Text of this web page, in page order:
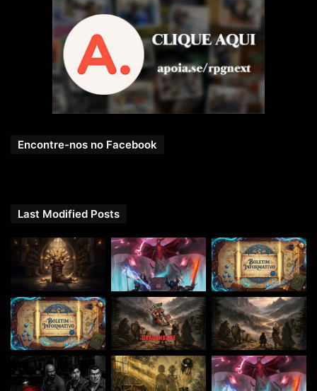
Encontre-nos no Facebook
Last Modified Posts